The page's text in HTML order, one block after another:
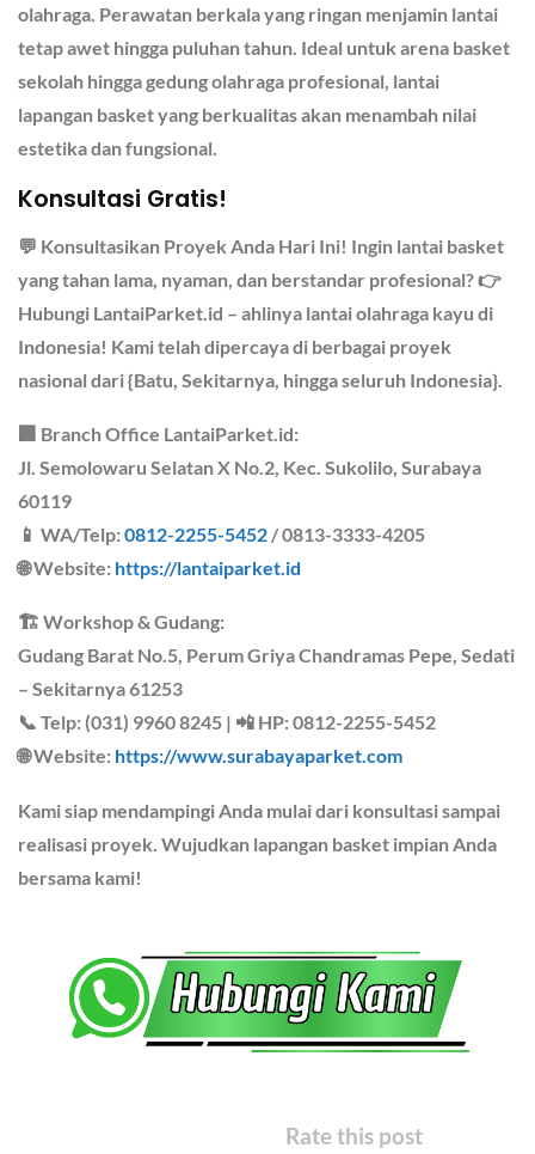
olahraga. Perawatan berkala yang ringan menjamin lantai
tetap awet hingga puluhan tahun. Ideal untuk arena basket
sekolah hingga gedung olahraga profesional, lantai
lapangan basket yang berkualitas akan menambah nilai
estetika dan fungsional.
Konsultasi Gratis!
💬 Konsultasikan Proyek Anda Hari Ini! Ingin lantai basket
yang tahan lama, nyaman, dan berstandar profesional? 👉
Hubungi LantaiParket.id – ahlinya lantai olahraga kayu di
Indonesia! Kami telah dipercaya di berbagai proyek
nasional dari {Batu, Sekitarnya, hingga seluruh Indonesia}.
Branch Office LantaiParket.id:
Jl. Semolowaru Selatan X No.2, Kec. Sukolilo, Surabaya
60119
📱 WA/Telp:0812-2255-5452 / 0813-3333-4205
🌐 Website: https://lantaiparket.id
🏗️ Workshop & Gudang:
Gudang Barat No.5, Perum Griya Chandramas Pepe, Sedati
– Sekitarnya 61253
📞 Telp: (031) 9960 8245 | 📲 HP: 0812-2255-5452
🌐 Website: https://www.surabayaparket.com
Kami siap mendampingi Anda mulai dari konsultasi sampai
realisasi proyek. Wujudkan lapangan basket impian Anda
bersama kami!
Rate this post